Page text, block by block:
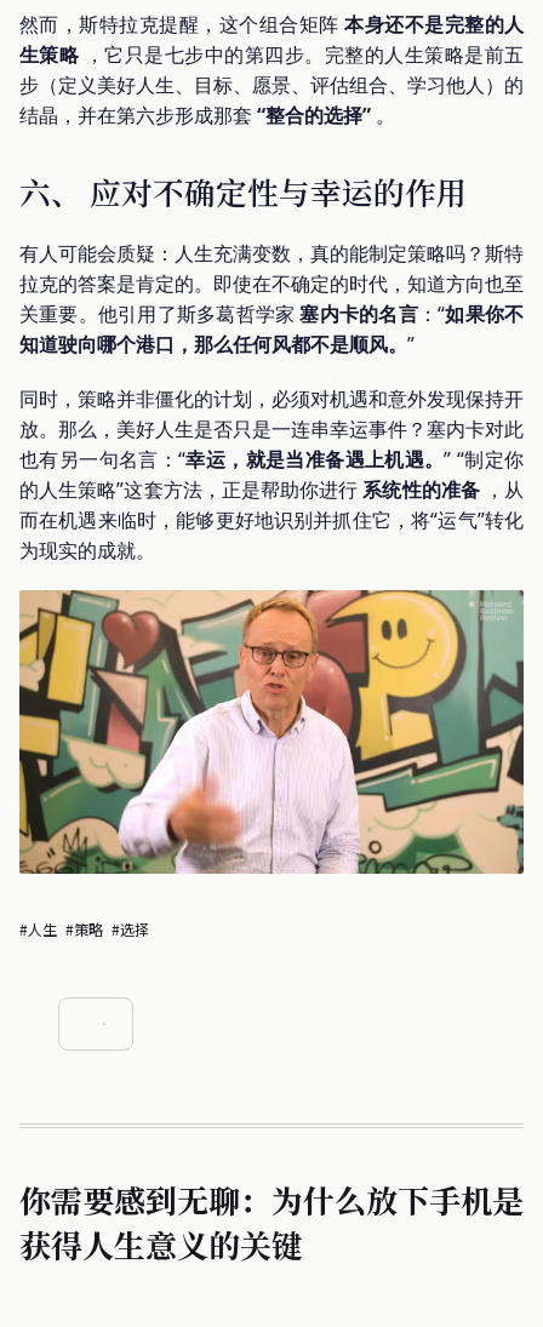
然而，斯特拉克提醒，这个组合矩阵本身还不是完整的人
生策略，它只是七步中的第四步。完整的人生策略是前五
步（定义美好人生、目标、愿景、评估组合、学习他人）的
结晶，并在第六步形成那套 “整合的选择” 。
六、 应对不确定性与幸运的作用
有人可能会质疑：人生充满变数，真的能制定策略吗？斯特
拉克的答案是肯定的。即使在不确定的时代，知道方向也至
关重要。他引用了斯多葛哲学家塞内卡的名言：“如果你不
知道驶向哪个港口，那么任何风都不是顺风。 ”
同时，策略并非僵化的计划，必须对机遇和意外发现保持开
放。那么，美好人生是否只是一连串幸运事件？塞内卡对此
也有另一句名言：“幸运，就是当准备遇上机遇。” “制定你
的人生策略”这套方法，正是帮助你进行系统性的准备，从
而在机遇来临时，能够更好地识别并抓住它，将“运气”转化
为现实的成就。
#人生 #策略 #选择
你需要感到无聊：为什么放下手机是
获得人生意义的关键